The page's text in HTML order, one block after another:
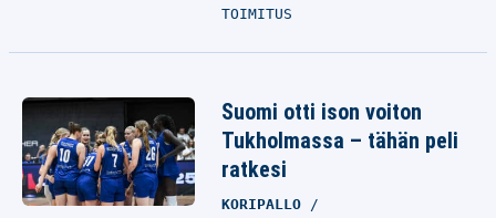
TOIMITUS
Suomi otti ison voiton
Tukholmassa – tähän peli
ratkesi
KORIPALLO